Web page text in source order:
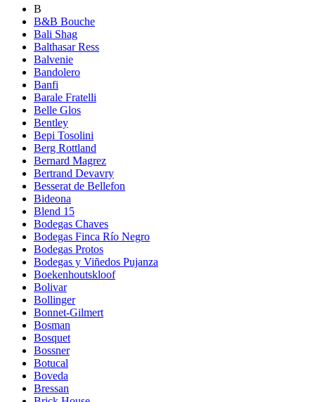
B
B&B Bouche
Bali Shag
Balthasar Ress
Balvenie
Bandolero
Banfi
Barale Fratelli
Belle Glos
Bentley
Bepi Tosolini
Berg Rottland
Bernard Magrez
Bertrand Devavry
Besserat de Bellefon
Bideona
Blend 15
Bodegas Chaves
Bodegas Finca Río Negro
Bodegas Protos
Bodegas y Viñedos Pujanza
Boekenhoutskloof
Bolivar
Bollinger
Bonnet-Gilmert
Bosman
Bosquet
Bossner
Botucal
Boveda
Bressan